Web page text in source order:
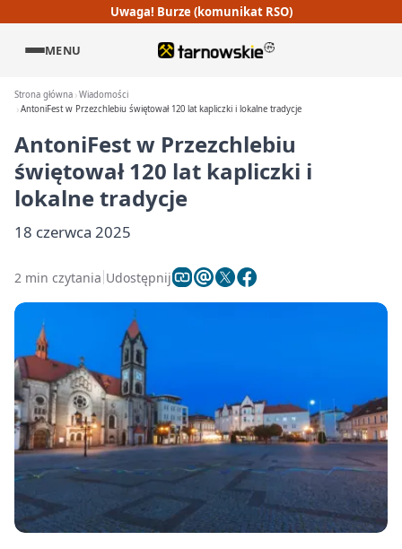
Uwaga! Burze (komunikat RSO)
MENU
Strona główna Wiadomości
AntoniFest w Przezchlebiu świętował 120 lat kapliczki i lokalne tradycje
AntoniFest w Przezchlebiu
świętował 120 lat kapliczki i
lokalne tradycje
18 czerwca 2025
2 min czytania Udostępnij